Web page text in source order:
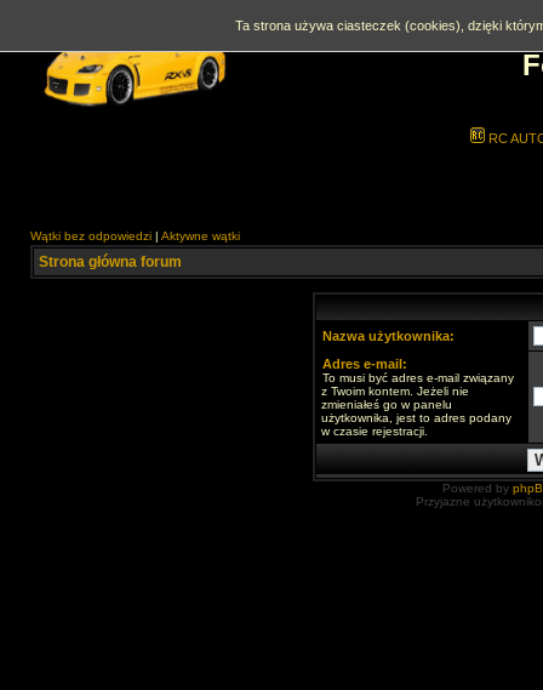
RC
Wątki bez odpowiedzi | Aktywne wątki
Strona główna forum
Nazwa użytkownika:
Adres e-mail:
To musi być adres e-mail związany
z Twoim kontem. Jeżeli nie
zmieniałeś go w panelu
użytkownika, jest to adres podany
w czasie rejestracji.
Powered by
Przyjazne
Ta strona używa ciasteczek (cookies), dzięki